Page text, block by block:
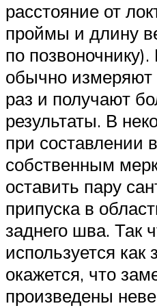
расстояние от
проймы и длину
по
обычно измеряют
раз и получают
результаты. В
при составлении
собственным
оставить пару
припуска в
заднего шва. Так
используется как
окажется, что
произведены